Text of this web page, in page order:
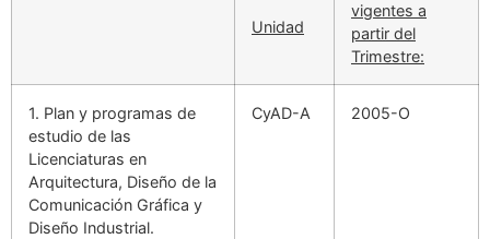
Unidad
vigentes a
partir del
Trimestre:
1. Plan y programas de
estudio de las
Licenciaturas en
Arquitectura, Diseño de la
Comunicación Gráfica y
Diseño Industrial.
CyAD-A 2005-O